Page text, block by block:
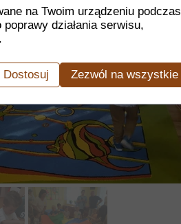
na Twoim urządzeniu podczas
działania serwisu,
Dostosuj Zezwól na wszystkie